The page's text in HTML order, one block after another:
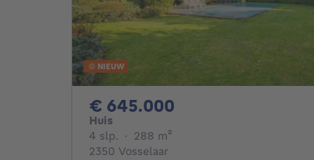
NIEUW
€ 645.000
Huis
4 slp. 4 slaapkamers
· 288 m²
2350 Vosselaar